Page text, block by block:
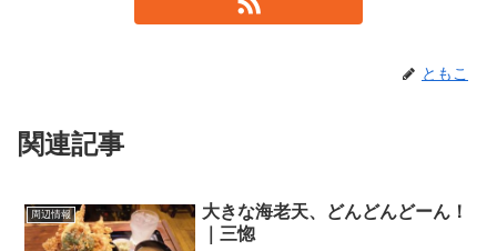
ともこ
関連記事
周辺情報
大きな海老天、どんどんどーん！
｜三惚